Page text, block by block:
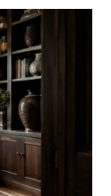
także
w
może